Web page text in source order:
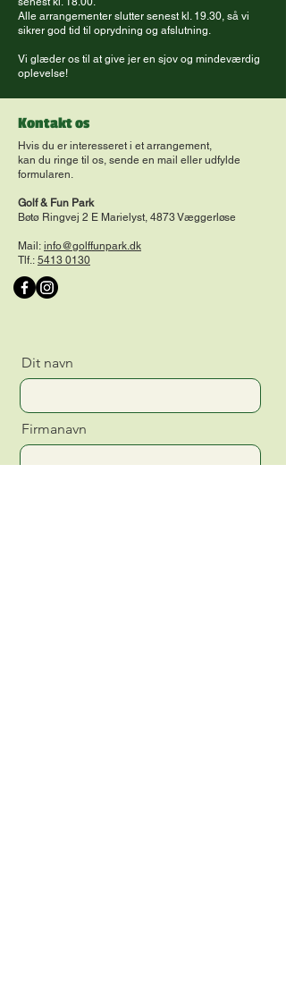
Alle arrangementer slutter senest kl. 19.30, så vi
sikrer god tid til oprydning og afslutning.
Vi glæder os til at give jer en sjov og mindeværdig
oplevelse!
Kontakt os
Hvis du er interesseret i et arrangement,
kan du ringe til os, sende en mail eller udfylde
formularen.
Golf & Fun Park
Bøtø Ringvej 2 E Marielyst, 4873 Væggerløse
Mail: info@golffunpark.dk
Tlf.: 5413 0130
Dit navn
Firmanavn